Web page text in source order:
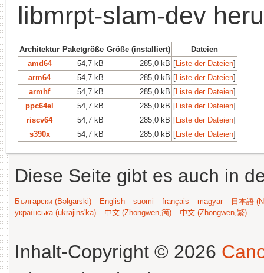
libmrpt-slam-dev
Architektur Paketgröße Größe (installiert)
Dateien
amd64
54,7 kB 285,0 kB [Liste der Dateien]
arm64
54,7 kB 285,0 kB [Liste der Dateien]
armhf
54,7 kB 285,0 kB [Liste der Dateien]
ppc64el
54,7 kB 285,0 kB [Liste der Dateien]
riscv64
54,7 kB 285,0 kB [Liste der Dateien]
s390x
54,7 kB 285,0 kB [Liste der Dateien]
Diese Seite gibt es auch in
Български (Bəlgarski) English suomi français magyar
日本語
українська (ukrajins'ka)
中文 (Zhongwen,简) 中文 (Zhongwen,繁)
Inhalt-Copyright © 2026